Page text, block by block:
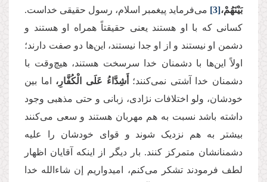
بَيْنَهُمْ،[3] می‌فرماید پیغمبر اسلام، رسول حقیقی خداست.
کسانی که با او هستند یعنی حقیقتاً همراه او هستند و
دشمن او نیستند و از او جدا نیستند، این‌ها دو صفت دارند؛
اولاً این‌ها با دشمنان خدا سرسخت هستند، هیچ‌وقت با
دشمنان خدا آشتی نمی‌کنند؛
أَشِدَّاءُ عَلَى الْكُفَّارِ،
اما بین
خودشان، ولو اختلافات نژادی، زبانی و حتی مذهبی وجود
داشته باشد نسبت به هم مهربان هستند و سعی می‌کنند
بیشتر به هم نزدیک شوند و قوای خودشان را علیه
دشمنانشان متمرکز کنند. بار دیگر از اینکه آقایان اظهار
لطف فرمودند تشکر می‌کنم، امیدواریم إن شاءالله خدا